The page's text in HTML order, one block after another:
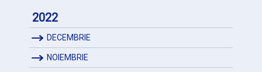
2022
DECEMBRIE
NOIEMBRIE